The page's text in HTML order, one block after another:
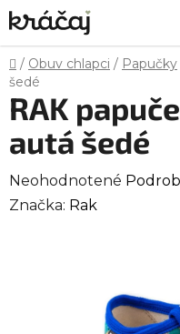
Prejsť
na
obsah
Domov
/ Obuv chlapci / Papučky
šedé
RAK
autá šedé
Priemerné
hodnotenie
Neohodnotené
Značka: Rak